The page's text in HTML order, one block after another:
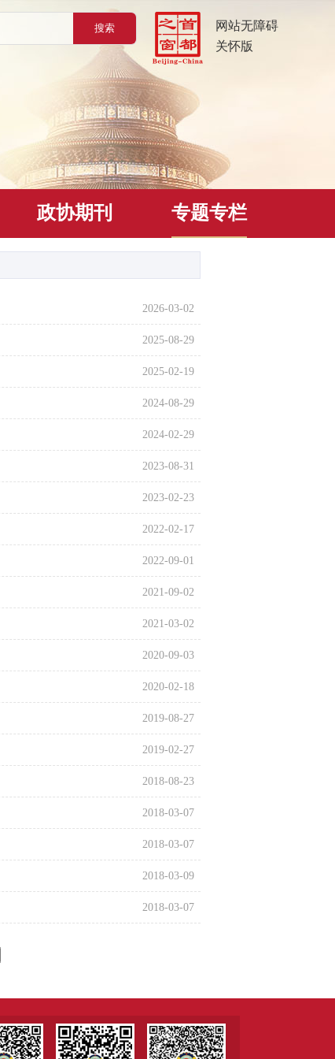
网站无障碍
关怀版
政协期刊 专题专栏
2026-03-02
2025-08-29
2025-02-19
2024-08-29
2024-02-29
2023-08-31
2023-02-23
2022-02-17
2022-09-01
2021-09-02
2021-03-02
2020-09-03
2020-02-18
2019-08-27
2019-02-27
2018-08-23
2018-03-07
2018-03-07
2018-03-09
2018-03-07